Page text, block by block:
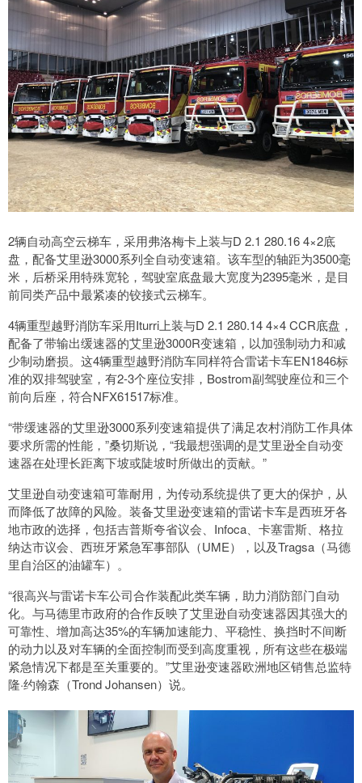
2辆自动高空云梯车，采用弗洛梅卡上装与D 2.1 280.16 4×2底
盘，配备艾里逊3000系列全自动变速箱。该车型的轴距为3500毫
米，后桥采用特殊宽轮，驾驶室底盘最大宽度为2395毫米，是目
前同类产品中最紧凑的铰接式云梯车。
4辆重型越野消防车采用Iturri上装与D 2.1 280.14 4×4 CCR底盘，
配备了带输出缓速器的艾里逊3000R变速箱，以加强制动力和减
少制动磨损。这4辆重型越野消防车同样符合雷诺卡车EN1846标
准的双排驾驶室，有2-3个座位安排，Bostrom副驾驶座位和三个
前向后座，符合NFX61517标准。
“带缓速器的艾里逊3000系列变速箱提供了满足农村消防工作具体
要求所需的性能，”桑切斯说，“我最想强调的是艾里逊全自动变
速器在处理长距离下坡或陡坡时所做出的贡献。”
艾里逊自动变速箱可靠耐用，为传动系统提供了更大的保护，从
而降低了故障的风险。装备艾里逊变速箱的雷诺卡车是西班牙各
地市政的选择，包括吉普斯夸省议会、Infoca、卡塞雷斯、格拉
纳达市议会、西班牙紧急军事部队（UME），以及Tragsa（马德
里自治区的油罐车）。
“很高兴与雷诺卡车公司合作装配此类车辆，助力消防部门自动
化。与马德里市政府的合作反映了艾里逊自动变速器因其强大的
可靠性、增加高达35%的车辆加速能力、平稳性、换挡时不间断
的动力以及对车辆的全面控制而受到高度重视，所有这些在极端
紧急情况下都是至关重要的。”艾里逊变速器欧洲地区销售总监特
隆·约翰森（Trond Johansen）说。